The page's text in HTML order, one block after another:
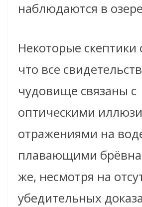
наблюдаются в
Некоторые скептики
что все
чудовище связаны с
оптическими
отражениями на
плавающими
же, несмотря на
убедительных